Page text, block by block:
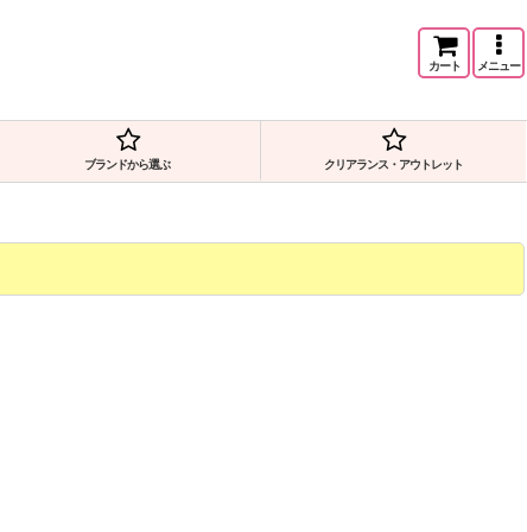
カート メニュー
ブランドから選ぶ クリアランス・アウトレット